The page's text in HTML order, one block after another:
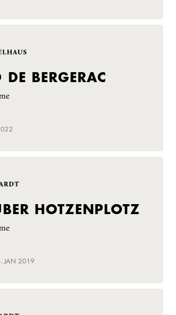
BERGERAC
HOTZENPLOTZ
JAN 2019